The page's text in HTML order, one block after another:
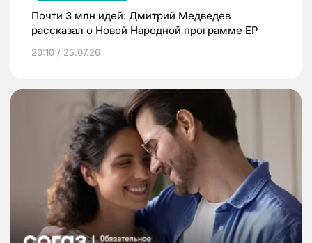
Почти 3 млн идей: Дмитрий Медведев
рассказал о Новой Народной программе ЕР
20:10 / 25.07.26